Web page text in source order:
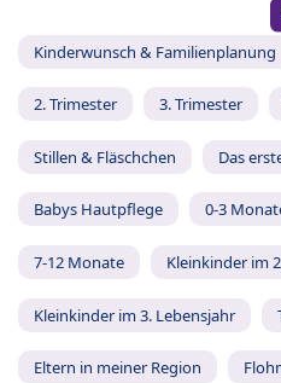
Kinderwunsch & Familienplanung
2. Trimester 3. Trimester
Stillen & Fläschchen Das
Babys Hautpflege 0-3
7-12 Monate Kleinkinder im
Kleinkinder im 3. Lebensjahr
Eltern in meiner Region